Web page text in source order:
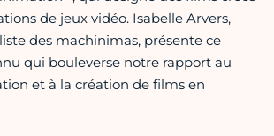
de jeux vidéo. Isabelle Arvers,
des machinimas, présente ce
qui bouleverse notre rapport au
et à la création de films en